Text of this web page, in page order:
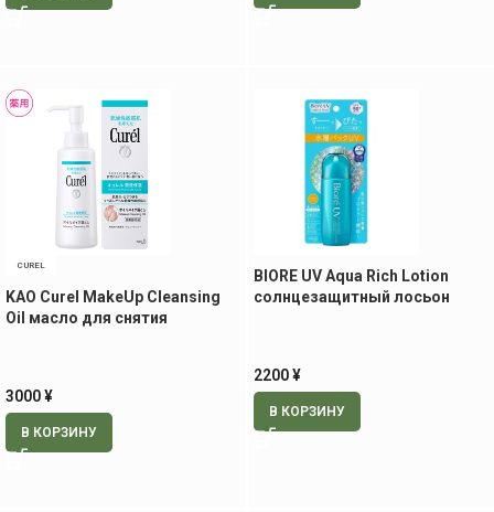
CUREL
KAO Curel MakeUp Cleansing
Oil масло для снятия
3000¥
В КОРЗИНУ
BIORE UV Aqua Rich Lotion
солнцезащитный лосьон
2200¥
В КОРЗИНУ